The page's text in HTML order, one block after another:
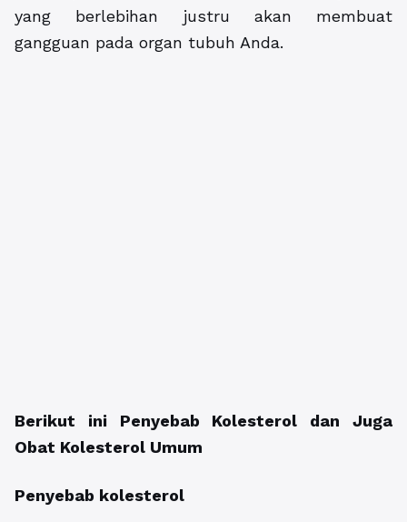
yang berlebihan justru akan membuat
gangguan pada organ tubuh Anda.
Berikut ini Penyebab Kolesterol dan Juga
Obat Kolesterol Umum
Penyebab kolesterol